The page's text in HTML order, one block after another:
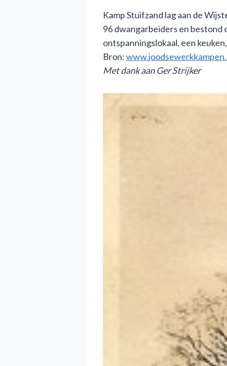
Kamp Stuifzand lag aan de
96 dwangarbeiders en bestond
ontspanningslokaal, een
Bron:
Met dank aan Ger Strijker